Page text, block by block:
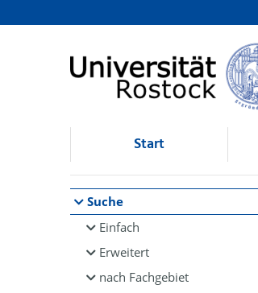
Browsen
direkt zum Inhalt
Start
Suche
Einfach
Erweitert
nach Fachgebiet